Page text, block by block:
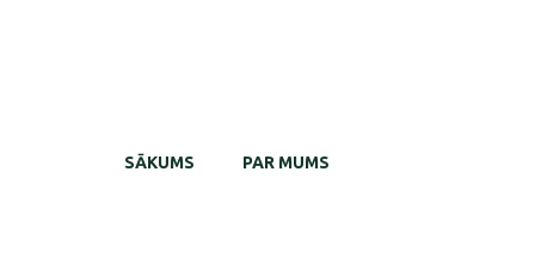
SĀKUMS PAR MUMS